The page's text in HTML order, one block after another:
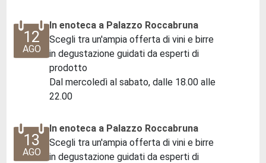
12
AGO
In enoteca a Palazzo Roccabruna
Scegli tra un'ampia offerta di vini e birre
in degustazione guidati da esperti di
prodotto
Dal mercoledì al sabato, dalle 18.00 alle
22.00
13
AGO
In enoteca a Palazzo Roccabruna
Scegli tra un'ampia offerta di vini e birre
in degustazione guidati da esperti di